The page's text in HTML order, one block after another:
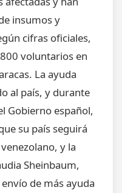
insumos y
cifras oficiales,
voluntarios en
La ayuda
al país, y durante
Gobierno español,
su país seguirá
y la
Sheinbaum,
de más ayuda